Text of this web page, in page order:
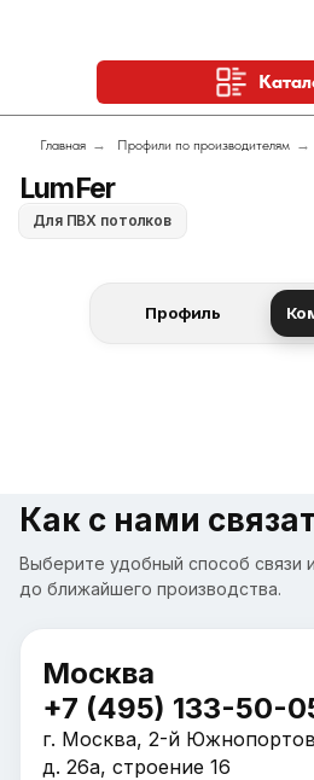
Главная → Профили по производителям →
LumFer
Для ПВХ потолков
Профиль
Как с нами
Выберите удобный способ связи
до ближайшего производства.
Москва
+7 (495) 133-50-
г. Москва, 2-й
д. 26а, строение 16